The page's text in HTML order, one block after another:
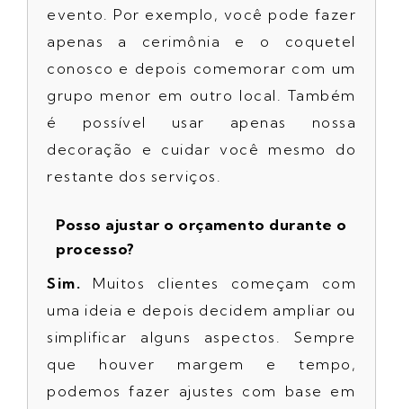
evento. Por exemplo, você pode fazer
apenas a cerimônia e o coquetel
conosco e depois comemorar com um
grupo menor em outro local. Também
é possível usar apenas nossa
decoração e cuidar você mesmo do
restante dos serviços.
Posso ajustar o orçamento durante o
processo?
Sim. Muitos clientes começam com
uma ideia e depois decidem ampliar ou
simplificar alguns aspectos. Sempre
que houver margem e tempo,
podemos fazer ajustes com base em